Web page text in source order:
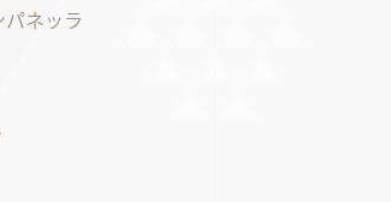
ネッラ